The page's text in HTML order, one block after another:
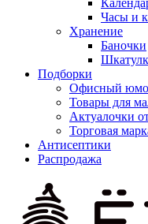
Часы и
Хранение
Баночки
Подборки
Офисный
Товары для
Актуалочки
Торговая
Антисептики
Распродажа